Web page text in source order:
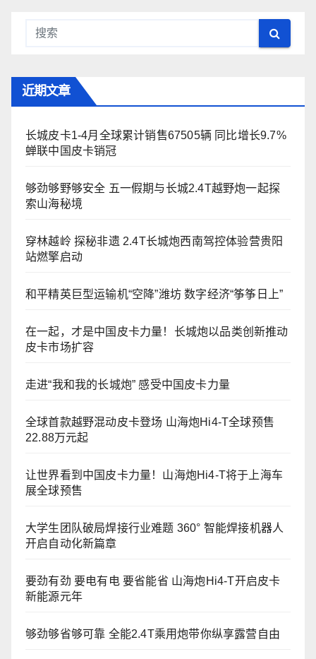
航
近期文章
长城皮卡1-4月全球累计销售67505辆 同比增长9.7%
蝉联中国皮卡销冠
够劲够野够安全 五一假期与长城2.4T越野炮一起探
索山海秘境
穿林越岭 探秘非遗 2.4T长城炮西南驾控体验营贵阳
站燃擎启动
和平精英巨型运输机“空降”潍坊 数字经济“筝筝日上”
在一起，才是中国皮卡力量！长城炮以品类创新推动
皮卡市场扩容
走进“我和我的长城炮” 感受中国皮卡力量
全球首款越野混动皮卡登场 山海炮Hi4-T全球预售
22.88万元起
让世界看到中国皮卡力量！山海炮Hi4-T将于上海车
展全球预售
大学生团队破局焊接行业难题 360° 智能焊接机器人
开启自动化新篇章
要劲有劲 要电有电 要省能省 山海炮Hi4-T开启皮卡
新能源元年
够劲够省够可靠 全能2.4T乘用炮带你纵享露营自由